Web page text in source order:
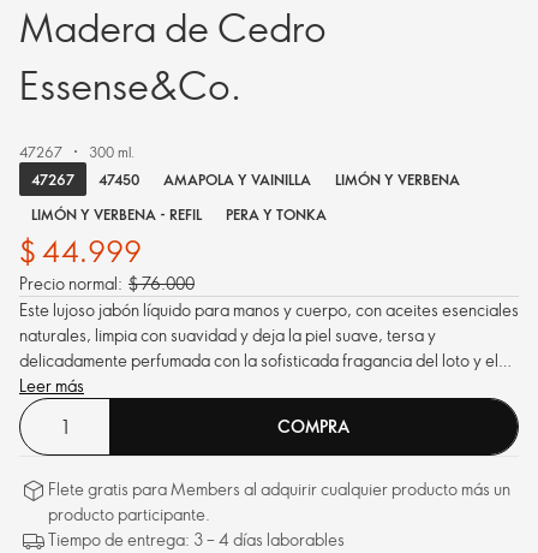
Madera de Cedro
Essense&Co.
47267
300 ml.
47267
47450 AMAPOLA Y VAINILLA
LIMÓN Y VERBENA
LIMÓN Y VERBENA - REFIL
PERA Y TONKA
$ 44.999
Precio normal: $ 76.000
Este lujoso jabón líquido para manos y cuerpo, con aceites esenciales
naturales, limpia con suavidad y deja la piel suave, tersa y
delicadamente perfumada con la sofisticada fragancia del loto y el
cedro.
Leer más
COMPRA
Flete gratis para Members al adquirir cualquier producto más un
producto participante.
Tiempo de entrega: 3 – 4 días laborables